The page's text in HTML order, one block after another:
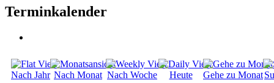
Terminkalender
Nach Jahr Nach Monat Nach Woche Heute Gehe zu Monat